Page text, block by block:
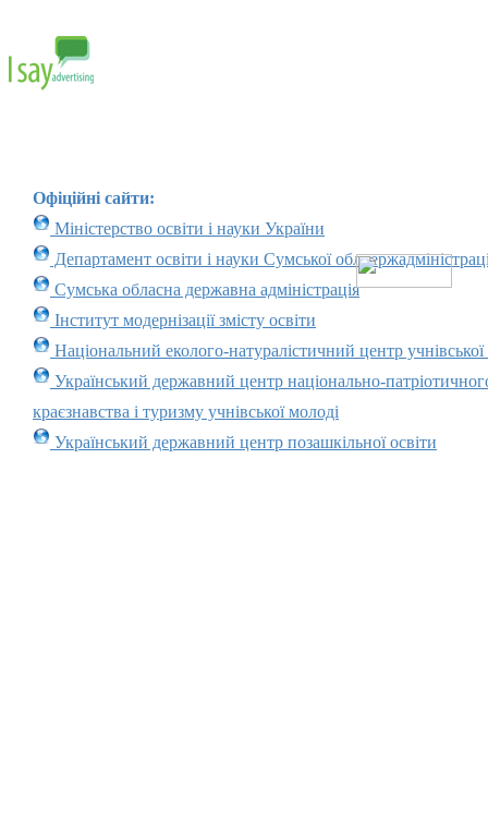
Офіційні сайти:
Міністерство освіти і науки України
Департамент освіти і науки Сумської
Сумська обласна державна адміністрація
Інститут модернізації змісту освіти
Національний еколого-натуралістичний центр учнівської
Український державний центр національно-
краєзнавства і туризму учнівської молоді
Український державний центр позашкільної освіти